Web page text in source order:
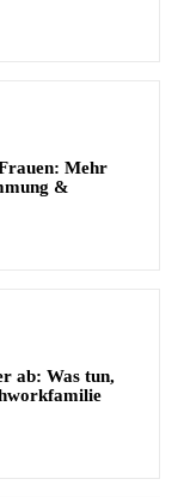
Mehr
&
ab: Was tun,